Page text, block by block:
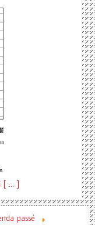
[ ... ]
passé